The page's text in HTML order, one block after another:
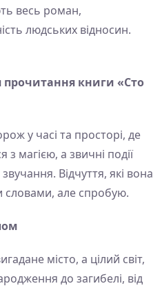
весь роман,
людських відносин.
прочитання книги «Сто
у часі та просторі, де
з магією, а звичні події
Відчуття, які вона
словами, але спробую.
місто, а цілий світ,
до загибелі, від